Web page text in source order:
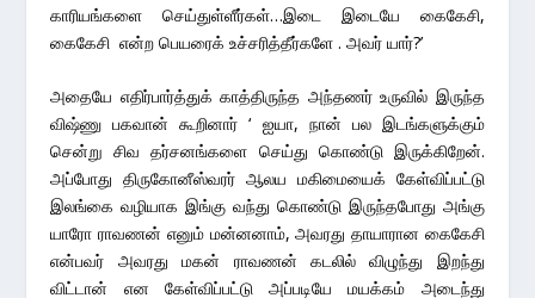
காரியங்களை செய்துள்ளீர்கள்…இடை இடையே கைகேசி,
கைகேசி என்ற பெயரைக் உச்சரித்தீர்களே . அவர் யார்?’
அதையே எதிர்பார்த்துக் காத்திருந்த அந்தணர் உருவில் இருந்த
விஷ்ணு பகவான் கூறினார் ‘ ஐயா, நான் பல இடங்களுக்கும்
சென்று சிவ தர்சனங்களை செய்து கொண்டு இருக்கிறேன்.
அப்போது திருகோனீஸ்வரர் ஆலய மகிமையைக் கேள்விப்பட்டு
இலங்கை வழியாக இங்கு வந்து கொண்டு இருந்தபோது அங்கு
யாரோ ராவணன் எனும் மன்னனாம், அவரது தாயாரான கைகேசி
என்பவர் அவரது மகன் ராவணன் கடலில் விழுந்து இறந்து
விட்டான் என கேள்விப்பட்டு அப்படியே மயக்கம் அடைந்து